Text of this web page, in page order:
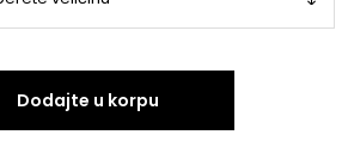
Dodajte u korpu